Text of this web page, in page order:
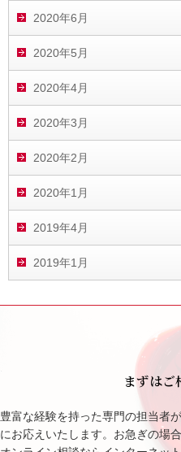
2020年6月
2020年5月
2020年4月
2020年3月
2020年2月
2020年1月
2019年4月
2019年1月
まずはご
豊富な経験を持った専門の担当者
にお応えいたします。お急ぎの場